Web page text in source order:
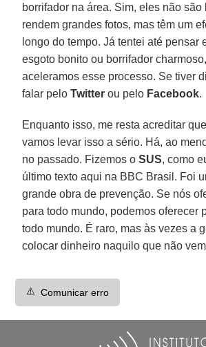
borrifador na área. Sim, eles não são
rendem grandes fotos, mas têm um
longo do tempo. Já tentei até pensar
esgoto bonito ou borrifador
aceleramos esse processo. Se tiver
falar peloTwitter ou pelo Facebook.
Enquanto isso, me resta acreditar
vamos levar isso a sério. Há, ao
no passado. Fizemos oSUS, como
último texto aqui na BBC Brasil. Foi
grande obra de prevenção. Se nós
para todo mundo, podemos oferecer
todo mundo. É raro, mas às vezes a
colocar dinheiro naquilo que não
⚠️ Comunicar erro